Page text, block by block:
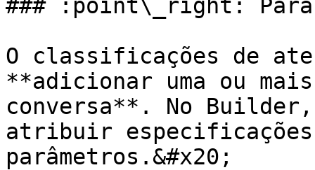
### :point\_right: Para
O classificações de
**adicionar uma ou
conversa**. No
atribuir especificações
parâmetros.&#x20;